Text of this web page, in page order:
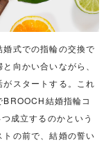
式での指輪の交換で
向かい合いながら、
スタートする。これ
結婚指輪コ
成立するのかという
の前で、結婚の誓い